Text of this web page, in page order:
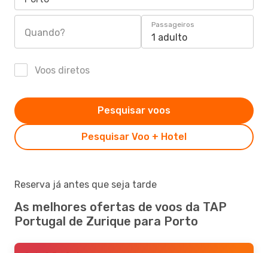
Quando?
Passageiros
1 adulto
Voos diretos
Pesquisar Voo + Hotel
Pesquisar voos
Reserva já antes que seja tarde
As melhores ofertas de voos da TAP
Portugal de Zurique para Porto